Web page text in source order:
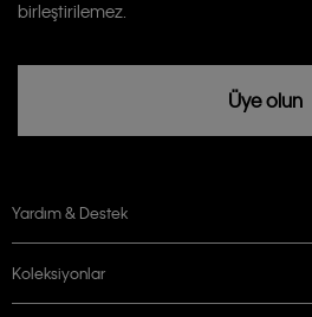
birleştirilemez.
Üye olun
Yardım & Destek
Koleksiyonlar